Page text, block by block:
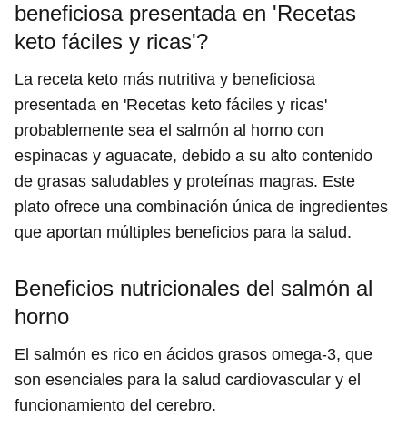
beneficiosa presentada en 'Recetas
keto fáciles y ricas'?
La receta keto más nutritiva y beneficiosa
presentada en 'Recetas keto fáciles y ricas'
probablemente sea el salmón al horno con
espinacas y aguacate, debido a su alto contenido
de grasas saludables y proteínas magras. Este
plato ofrece una combinación única de ingredientes
que aportan múltiples beneficios para la salud.
Beneficios nutricionales del salmón al
horno
El salmón es rico en ácidos grasos omega-3, que
son esenciales para la salud cardiovascular y el
funcionamiento del cerebro.